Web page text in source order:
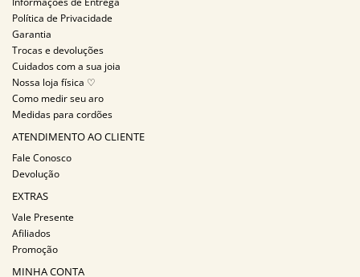
Política de Privacidade
Garantia
Trocas e devoluções
Cuidados com a sua joia
Nossa loja física ♡
Como medir seu aro
Medidas para cordões
ATENDIMENTO AO CLIENTE
Fale Conosco
Devolução
EXTRAS
Vale Presente
Afiliados
Promoção
MINHA CONTA